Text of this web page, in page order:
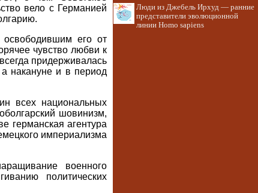
вело с Германией
освободившим его от
чувство любви к
придерживалась
накануне и в период
всех национальных
шовинизм,
германская агентура
империализма
военного
политических
Люди из Джебель Ирхуд — ранние
представители эволюционной
линии Homo sapiens